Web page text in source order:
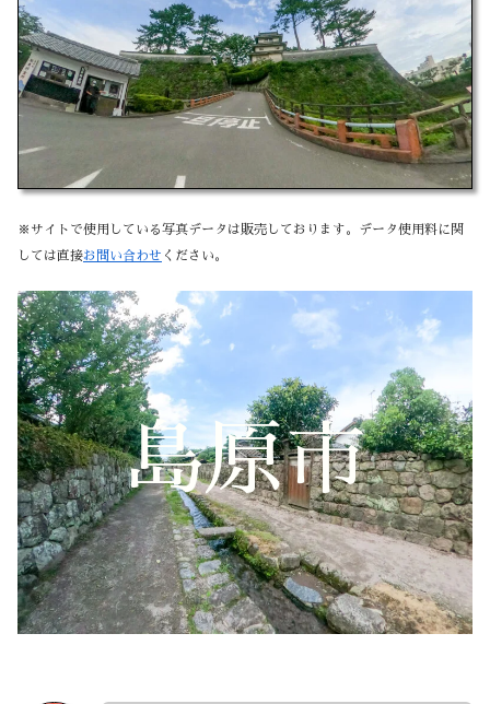
※サイトで使用している写真データは販売しております。データ使用料に関
しては直接お問い合わせ ください。
島原市